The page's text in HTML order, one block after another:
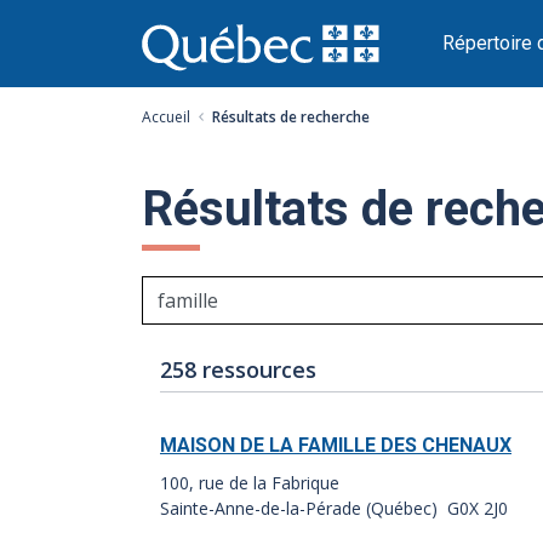
au
contenu
Répertoire
Accueil Résultats de recherche
Résultats de
Nombre
de
résultats:
258 ressources
Index
des
résultats:
MAISON DE LA FAMILLE DES CHENAUX
100, rue de la Fabrique
Sainte-Anne-de-la-Pérade (Québec) G0X 2J0